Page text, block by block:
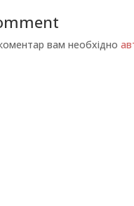
вам необхідно